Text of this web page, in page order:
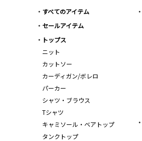
すべてのアイテム
セールアイテム
トップス
ニット
カットソー
カーディガン/ボレロ
パーカー
シャツ・ブラウス
Tシャツ
キャミソール・ベアトップ
タンクトップ